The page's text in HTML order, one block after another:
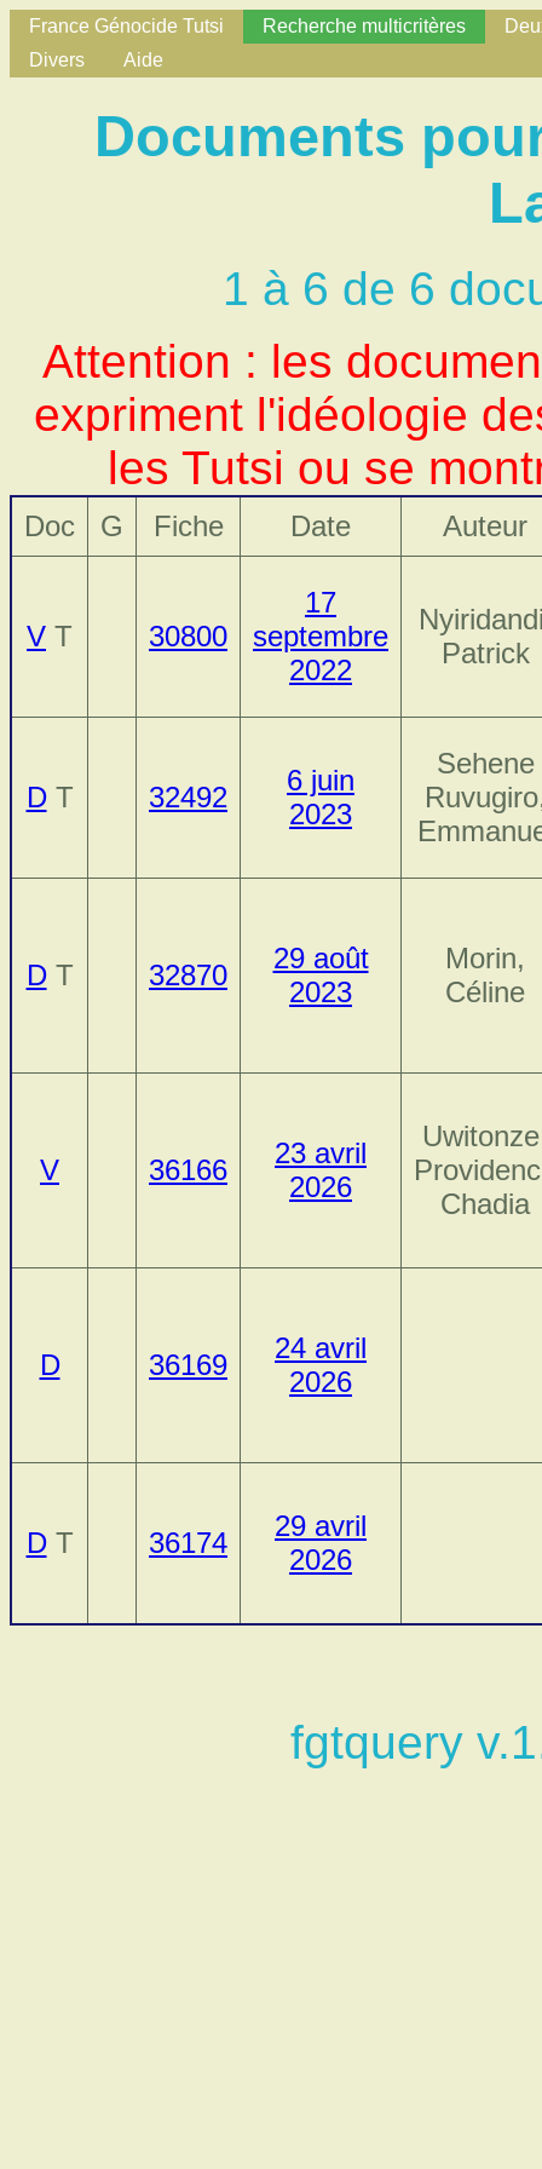
France Génocide Tutsi Recherche multicritères
Divers
Aide
Documents
1 à 6 de 6
Attention : les
expriment l'idéologie
les Tutsi ou se
Doc G Fiche Date Auteur
V T 30800
17
septembre
2022
Patrick
DT 32492
6 juin
2023
Sehene
DT 32870
29 août
2023
Morin,
Céline
V 36166
23 avril
2026
Chadia
D 36169
24 avril
2026
DT 36174
29 avril
2026
fgtquery